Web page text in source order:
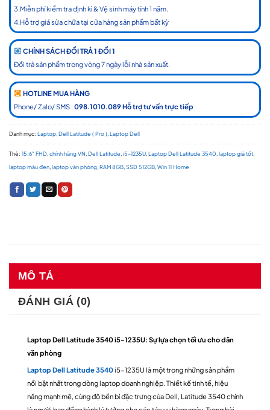
3.Miễn phí kiểm tra định kì & Vệ sinh máy tính 1 năm.
4.Hỗ trợ giá sửa chữa tại cửa hàng sản phẩm bất kỳ
CHÍNH SÁCH ĐỔI TRẢ 1 ĐỔI 1
Đổi trả sản phẩm trong vòng 7 ngày lỗi nhà sản xuất.
HOTLINE MUA HÀNG
Phone/ Zalo/ SMS : 098.1010.089 Hỗ trợ tư vấn trực tiếp
Danh mục: Laptop Dell Latitude ( Pro ) Laptop Dell
Thẻ: 15.6" FHD chính hãng VN Dell Latitude i5-1235U Laptop Dell Latitude 3540 laptop giá tốt
laptop màu đen laptop văn phòng RAM 8GB SSD 512GB Win 11 Home
MÔ TẢ
ĐÁNH GIÁ (0)
Laptop Dell Latitude 3540 i5-1235U: Sự lựa chọn tối ưu cho dân
văn phòng
Laptop Dell Latitude 3540i5-1235U là một trong những sản phẩm
nổi bật nhất trong dòng laptop doanh nghiệp. Thiết kế tinh tế, hiệu
năng mạnh mẽ, cùng độ bền bỉ đặc trưng của Dell, Latitude 3540 chính